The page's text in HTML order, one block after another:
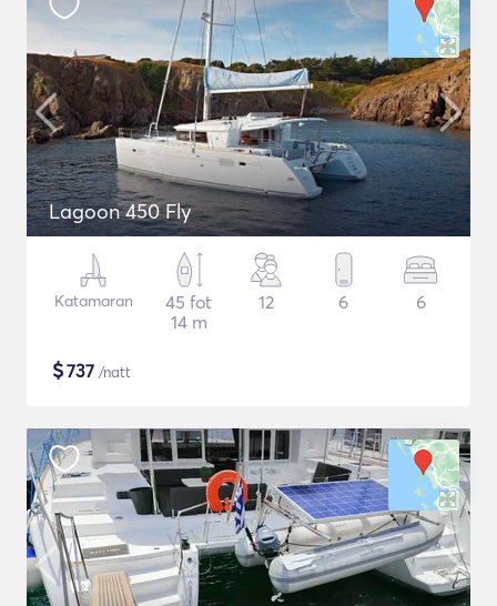
Lagoon 450 Fly
Katamaran
45 fot
14 m
12 6 6
$737 /natt